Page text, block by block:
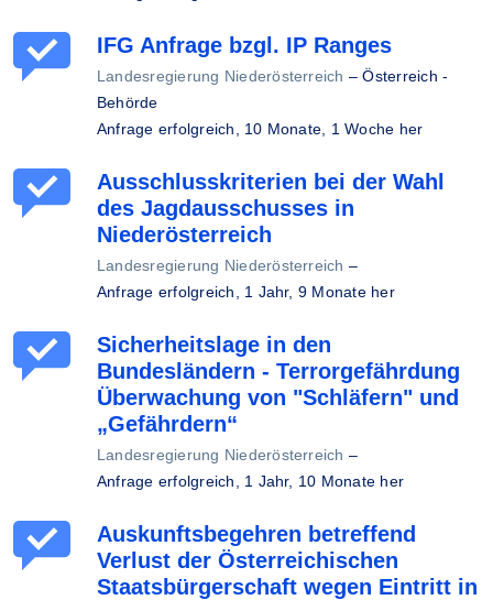
IFG Anfrage bzgl. IP Ranges
Landesregierung Niederösterreich –Österreich -
Behörde
Anfrage erfolgreich, 10 Monate, 1 Woche her
Ausschlusskriterien bei der Wahl
des Jagdausschusses in
Niederösterreich
Landesregierung Niederösterreich –
Anfrage erfolgreich, 1 Jahr, 9 Monate her
Sicherheitslage in den
Bundesländern - Terrorgefährdung
Überwachung von "Schläfern" und
„Gefährdern“
Landesregierung Niederösterreich –
Anfrage erfolgreich, 1 Jahr, 10 Monate her
Auskunftsbegehren betreffend
Verlust der Österreichischen
Staatsbürgerschaft wegen Eintritt in